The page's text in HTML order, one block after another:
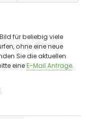
für beliebig viele
ohne eine neue
Sie die aktuellen
eineE-Mail Anfrage.